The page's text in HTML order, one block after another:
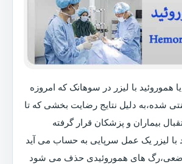
یا هموروئید با لیزر در سوهانک که امروزه
شده،به دلیل نتایج رضایت بخشی که تا
بیماران و پزشکان قرار گرفته
با لیزر یک عمل سرپایی به حساب می آید
های هموروئیدی حذف می شود